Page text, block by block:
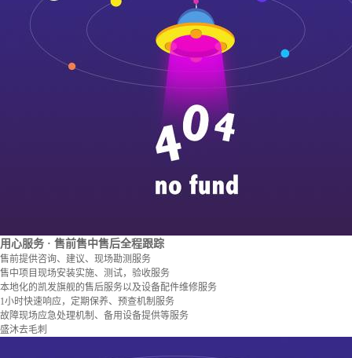
用心服务 · 售前售中售后全程跟踪
售前提供咨询、建议、现场勘测服务
售中项目现场安装实施、测试，验收服务
本地化的凯发旗舰的售后服务以及设备配件维修服务
1小时快速响应，定期保养、预查机制服务
故障现场应急处理机制、备用设备提供等服务
盛沐去毛刺